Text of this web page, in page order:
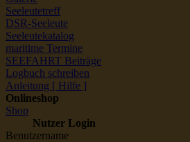
Seeleutetreff
DSR-Seeleute
Seeleutekatalog
maritime Termine
SEEFAHRT Beiträge
Logbuch schreiben
Anleitung [ Hilfe ]
Onlineshop
Shop
Nutzer Login
Benutzername